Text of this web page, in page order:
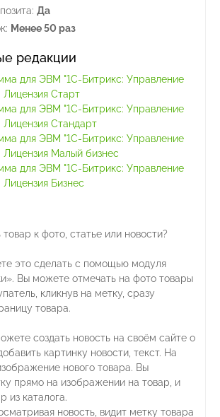
Да
Менее 50 раз
редакции
для ЭВМ "1С-Битрикс: Управление
Лицензия Старт
для ЭВМ "1С-Битрикс: Управление
Лицензия Стандарт
для ЭВМ "1С-Битрикс: Управление
Лицензия Малый бизнес
для ЭВМ "1С-Битрикс: Управление
Лицензия Бизнес
к фото, статье или новости?
это сделать с помощью модуля
Вы можете отмечать на фото товары
кликнув на метку, сразу
товара.
создать новость на своём сайте о
картинку новости, текст. На
нового товара. Вы
прямо на изображении на товар, и
из каталога.
новость, видит метку товара